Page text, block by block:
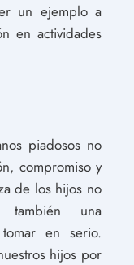
un ejemplo a
en actividades
piadosos no
compromiso y
de los hijos no
una
en serio.
hijos por